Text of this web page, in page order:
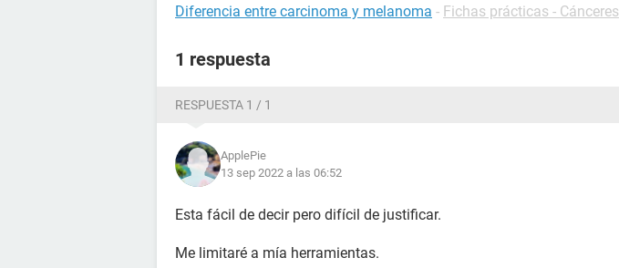
Diferencia entre carcinoma y melanoma - Fichas prácticas - Cánceres
1 respuesta
RESPUESTA 1 / 1
ApplePie
13 sep 2022 a las 06:52
Esta fácil de decir pero difícil de justificar.
Me limitaré a mía herramientas.